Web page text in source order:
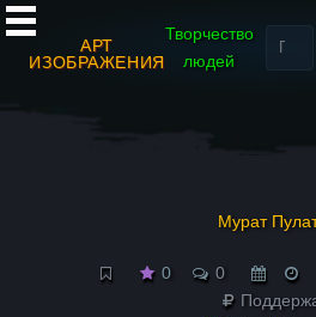
АРТ
ИЗОБРАЖЕНИЯ
Творчество
людей
Найти:
Мурат
0 0